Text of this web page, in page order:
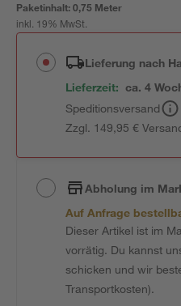
Paketinhalt:0,75 Meter
inkl. 19% MwSt.
Lieferung nach
Lieferzeit: ca. 4
Speditionsversand
Zzgl. 149,95 €
Abholung im
Auf Anfrage
Dieser Artikel ist im
vorrätig. Du kannst
schicken und wir
Transportkosten).